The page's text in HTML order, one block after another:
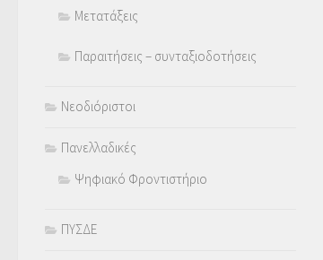
Μετατάξεις
Παραιτήσεις – συνταξιοδοτήσεις
Νεοδιόριστοι
Πανελλαδικές
Ψηφιακό Φροντιστήριο
ΠΥΣΔΕ